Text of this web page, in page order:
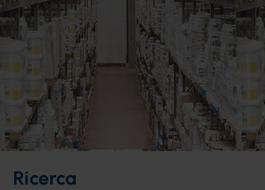
Ricerca